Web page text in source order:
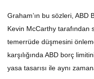
Graham’ın bu sözleri, ABD
Kevin McCarthy tarafından
temerrüde düşmesini
karşılığında ABD borç
yasa tasarısı ile aynı